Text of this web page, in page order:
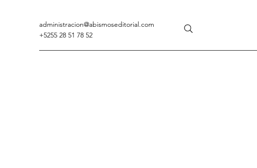
administracion@abismoseditorial.com
+5255 28 51 78 52